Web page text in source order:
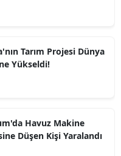
Tarım Projesi Dünya
Yükseldi!
Havuz Makine
Düşen Kişi Yaralandı